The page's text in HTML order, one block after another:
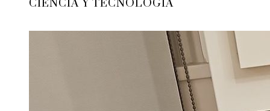
CIENCIA Y TECNOLOGÍA